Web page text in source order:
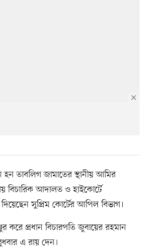
তাবলিগ জামাতের স্থানীয় আমির
বিচারিক আদালত ও হাইকোর্টে
দিয়েছেন সুপ্রিম কোর্টের আপিল বিভাগ।
করে প্রধান বিচারপতি জুবায়ের রহমান
এ রায় দেন।